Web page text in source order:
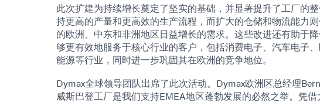
此次扩建为持续增长奠定了坚实的基础，并显著提升了工厂的
持更高的产量和更高效的生产流程，而扩大的仓储和物流能力
的欧洲、中东和非洲地区日益增长的需求。这些改进还有助于
够更有效地服务于核心行业的客户，包括消费电子、汽车电子
能源等行业，同时进一步巩固其在欧洲的竞争地位。
Dymax全球领导团队出席了此次活动。Dymax欧洲区总经理
威斯巴登工厂是我们支持EMEA地区蓬勃发展的必然之举。凭